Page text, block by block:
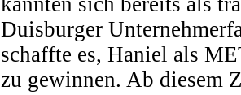
Duisburger
schaffte es, Haniel als
zu gewinnen. Ab diesem